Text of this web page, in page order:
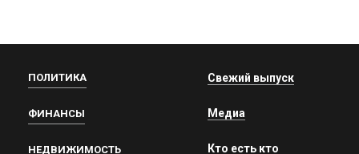
ПОЛИТИКА
ФИНАНСЫ
НЕДВИЖИМОСТЬ
Свежий выпуск
Медиа
Кто есть кто